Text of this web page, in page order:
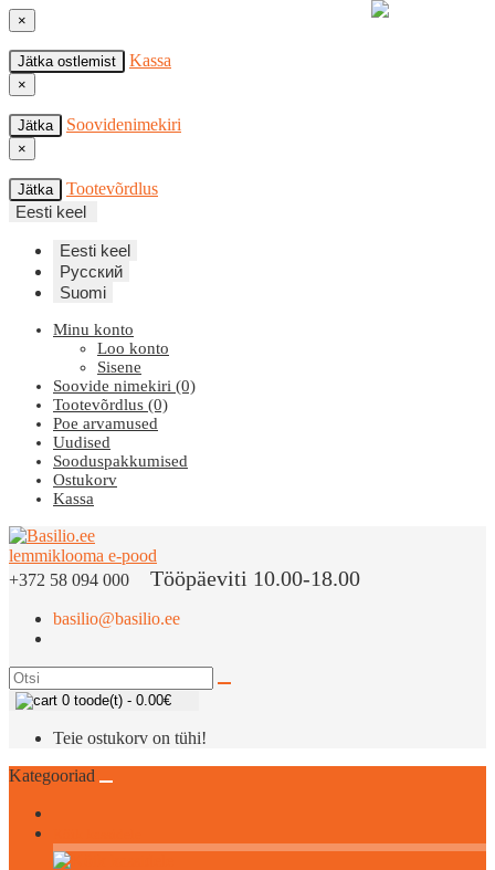
×
Jätka ostlemist Kassa
×
Jätka Soovidenimekiri
×
Jätka
Tootevõrdlus
Eesti keel
Eesti keel
Русский
Suomi
Minu konto
Loo konto
Sisene
Soovide nimekiri (0)
Tootevõrdlus (0)
Poe arvamused
Uudised
Sooduspakkumised
Ostukorv
Kassa
+372 58 094 000 Tööpäeviti 10.00-18.00
basilio@basilio.ee
0 toode(t) - 0.00€
Teie ostukorv on tühi!
Kategooriad